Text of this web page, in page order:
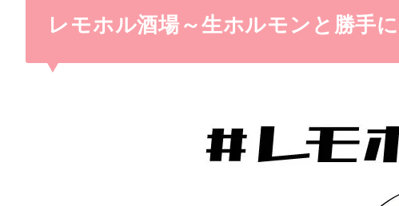
レモホル酒場～生ホルモンと勝手